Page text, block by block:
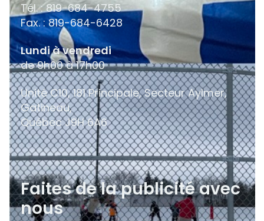
Tél. : 819-684-4755
Fax. : 819-684-6428
Lundi à vendredi
de 9h00 à 17h00
Unité C10, 181 Principale, Secteur Aylmer,
Gatineau,
QuébecJ9H 6A6
Faites de la publicité avec
nous